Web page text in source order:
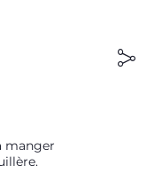
manger